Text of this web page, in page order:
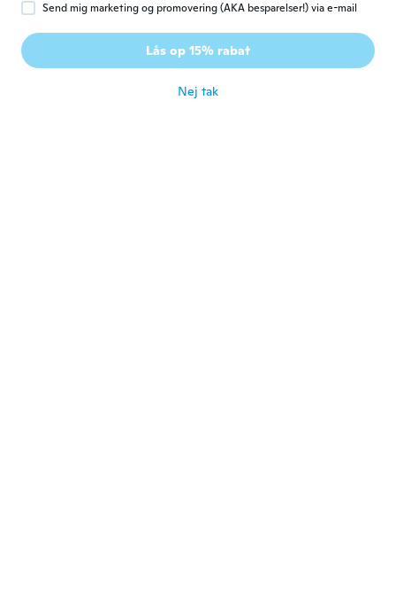
robert 54
Tilmeldt 2020 · 55 anmeldelser · 6 overførsler
Excelente 👍
for ca. 6 år siden
Send mig marketing og promovering (AKA besparelser!) via e-mail
Lås op 15% rabat
Nej tak